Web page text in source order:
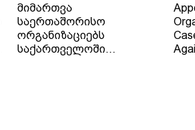
მიმართვა
საერთაშორისო
ორგანიზაციებს
საქართველოში